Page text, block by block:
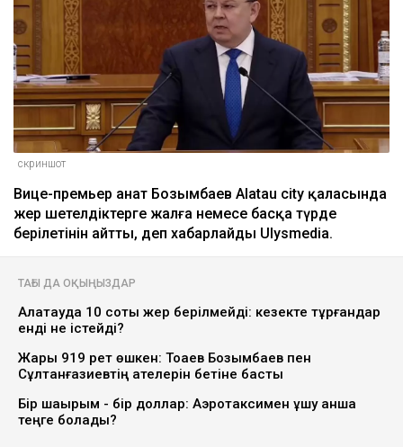
скриншот
Вице-премьер Қанат Бозымбаев Alatau city қаласында
жер шетелдіктерге жалға немесе басқа түрде
берілетінін айтты, деп хабарлайды Ulysmedia.
ТАҒЫ ДА ОҚЫҢЫЗДАР
Алатауда 10 сотық жер берілмейді: кезекте тұрғандар
енді не істейді?
Жарық 919 рет өшкен: Тоқаев Бозымбаев пен
Сұлтанғазиевтің қателерін бетіне басты
Бір шақырым - бір доллар: Аэротаксимен ұшу қанша
теңге болады?